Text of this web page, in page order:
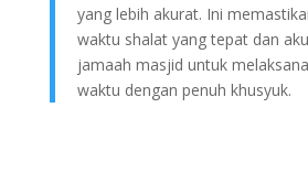
yang lebih akurat. Ini
waktu shalat yang tepat dan
jamaah masjid untuk
waktu dengan penuh khusyuk.